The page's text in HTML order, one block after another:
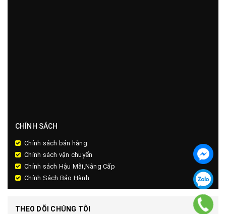
CHÍNH SÁCH
Chính sách bán hàng
Chính sách vận chuyển
Chính sách Hậu Mãi,Nâng Cấp
Chính Sách Bảo Hành
THEO DÕI CHÚNG TÔI